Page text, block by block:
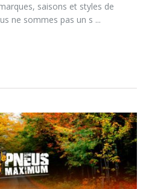
saisons et styles de
ne sommes pas un s ...